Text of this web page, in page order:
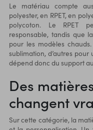
Le matériau compte
polyester, en RPET, en
polycoton. Le RPET
responsable, tandis que
pour les modèles chauds
sublimation, d’autres
dépend donc du support
Des
changent
Sur cette catégorie, la